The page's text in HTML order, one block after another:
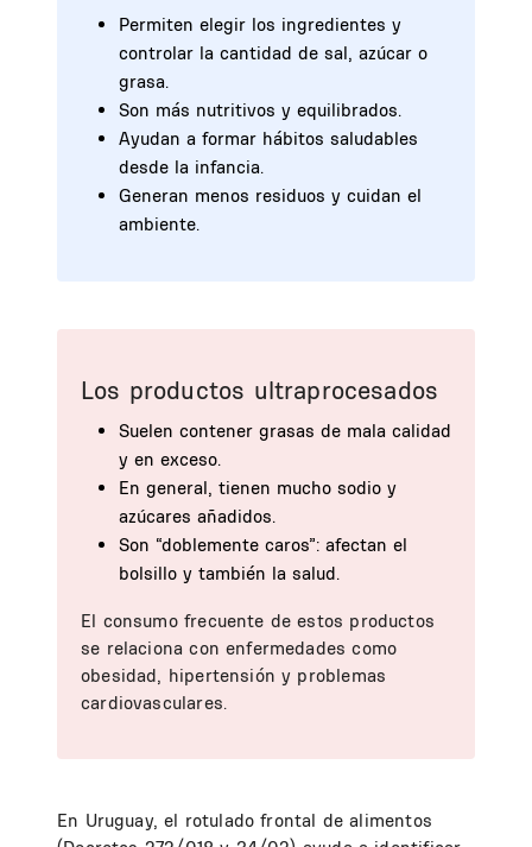
Permiten elegir los ingredientes y
controlar la cantidad de sal, azúcar o
grasa.
Son más nutritivos y equilibrados.
Ayudan a formar hábitos saludables
desde la infancia.
Generan menos residuos y cuidan el
ambiente.
Los productos ultraprocesados
Suelen contener grasas de mala calidad
y en exceso.
En general, tienen mucho sodio y
azúcares añadidos.
Son “doblemente caros”: afectan el
bolsillo y también la salud.
El consumo frecuente de estos productos
se relaciona con enfermedades como
obesidad, hipertensión y problemas
cardiovasculares.
En Uruguay, el rotulado frontal de alimentos